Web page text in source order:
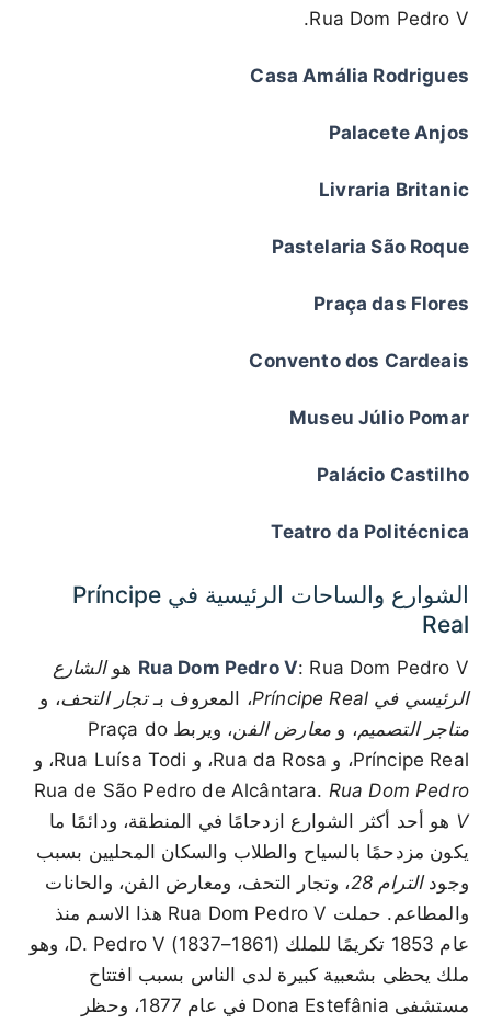
Rua Dom Pedro V.
Casa Amália Rodrigues
Palacete Anjos
Livraria Britanic
Pastelaria São Roque
Praça das Flores
Convento dos Cardeais
Museu Júlio Pomar
Palácio Castilho
Teatro da Politécnica
الشوارع والساحات الرئيسية في Príncipe
Real
Rua Dom Pedro V: Rua Dom Pedro V هو
الشارع
الرئيسي في Príncipe Real
، المعروف بـتجار التحف، و
متاجر التصميم، و معارض الفن
، ويربط Praça do
Príncipe Real، و Rua da Rosa، و Rua Luísa Todi، و
Rua de São Pedro de Alcântara. Rua Dom Pedro
V هو أحد أكثر الشوارع ازدحامًا في المنطقة، ودائمًا ما
يكون مزدحمًا بالسياح والطلاب والسكان المحليين بسبب
وجودالترام 28
، وتجار التحف، ومعارض الفن، والحانات
والمطاعم. حملت Rua Dom Pedro V هذا الاسم منذ
عام 1853 تكريمًا للملك D. Pedro V (1837–1861)، وهو
ملك يحظى بشعبية كبيرة لدى الناس بسبب افتتاح
مستشفى Dona Estefânia في عام 1877، وحظر